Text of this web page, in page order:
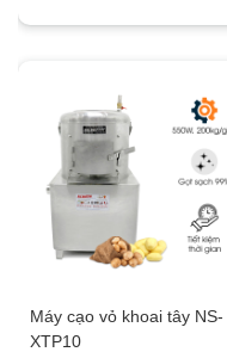
Máy cạo vỏ khoai tây NS-
XTP10